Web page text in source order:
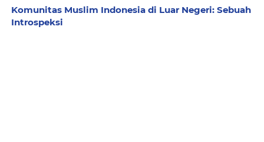
Komunitas Muslim Indonesia di Luar Negeri: Sebuah
Introspeksi